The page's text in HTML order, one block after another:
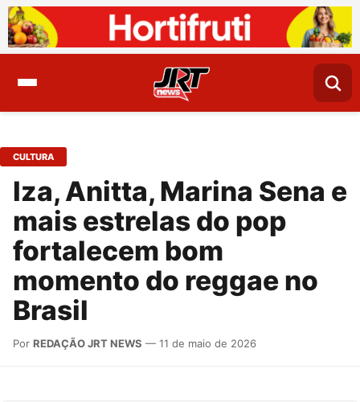
CULTURA
Iza, Anitta, Marina Sena e
mais estrelas do pop
fortalecem bom
momento do reggae no
Brasil
Por REDAÇÃO JRT NEWS — 11 de maio de 2026